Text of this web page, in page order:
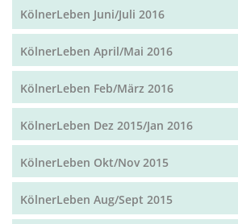
KölnerLeben Juni/Juli 2016
KölnerLeben April/Mai 2016
KölnerLeben Feb/März 2016
KölnerLeben Dez 2015/Jan 2016
KölnerLeben Okt/Nov 2015
KölnerLeben Aug/Sept 2015